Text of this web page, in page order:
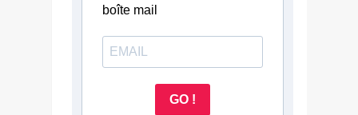
boîte mail
GO !